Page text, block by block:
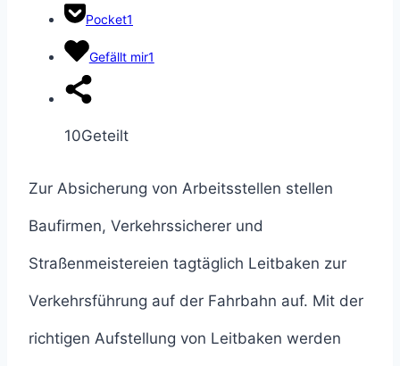
Pocket1
Gefällt mir1
10Geteilt
Zur Absicherung von Arbeitsstellen stellen
Baufirmen, Verkehrssicherer und
Straßenmeistereien tagtäglich Leitbaken zur
Verkehrsführung auf der Fahrbahn auf. Mit der
richtigen Aufstellung von Leitbaken werden